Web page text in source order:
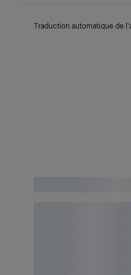
Traduction automatique de